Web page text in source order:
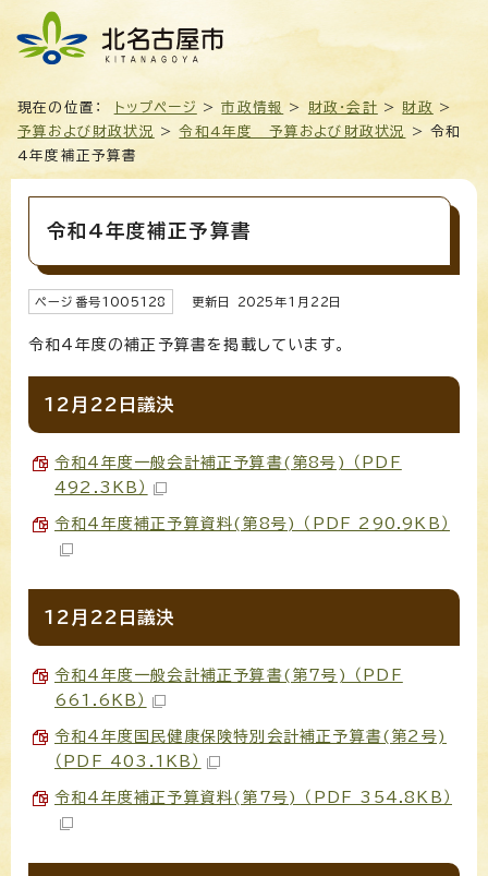
現在の位置： トップページ >市政情報 > 財政・会計 > 財政 >
予算および財政状況
>令和4年度 予算および財政状況
> 令和
4年度補正予算書
令和4年度補正予算書
ページ番号1005128 更新日 2025年1月 22 日
令和4年度の補正予算書を掲載しています。
12月22日議決
令和4年度一般会計補正予算書(第8号) （PDF
492.3KB）
令和4年度補正予算資料(第8号) （PDF 290.9KB）
12月22日議決
令和4年度一般会計補正予算書(第7号) （PDF
661.6KB）
令和4年度国民健康保険特別会計補正予算書(第2号)
（PDF 403.1KB）
令和4年度補正予算資料(第7号) （PDF 354.8KB）